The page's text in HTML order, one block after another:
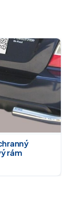
rám